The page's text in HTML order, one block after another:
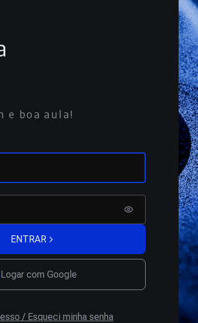
e boa aula!
ENTRAR
Logar com Google
/ Esqueci minha senha